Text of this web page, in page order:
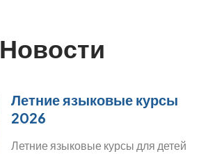
Новости
Летние языковые курсы
2026
Летние языковые курсы для детей